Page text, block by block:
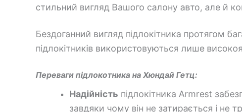
стильний вигляд Вашого салону авто, але й
Бездоганний вигляд підлокітника протягом
підлокітників використовуються лише
Переваги підлокотника на Хюндай Гетц:
Надійність підлокітника Armrest
завдяки чому він не затирається і не